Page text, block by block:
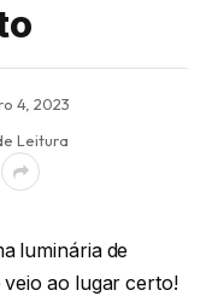
4, 2023
Leitura
luminária de
ao lugar certo!